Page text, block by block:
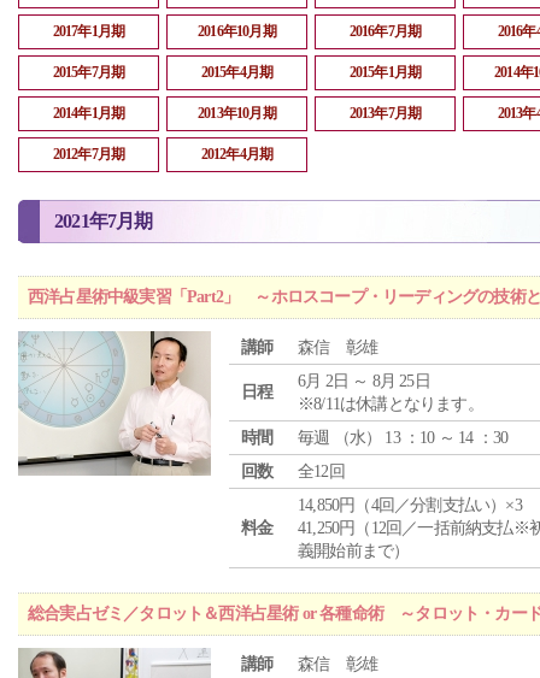
2017年1月期 2016年10月期 2016年7月期 2016
2015年7月期 2015年4月期 2015年1月期 2014年
2014年1月期 2013年10月期 2013年7月期 2013
2012年7月期 2012年4月期
2021年7月期
西洋占星術中級実習「Part2」 ～ホロスコープ・リーディングの技術
講師 森信 彰雄
日程
6月 2日 ～ 8月 25日
※8/11は休講となります。
時間
毎週 （水） 13 ：10 ～ 14 ：30
回数
全12回
料金
14,850円（4回／分割支払い）×3
41,250円（12回／一括前納支払※
義開始前まで）
総合実占ゼミ／タロット＆西洋占星術 or 各種命術 ～タロット・カー
講師 森信 彰雄